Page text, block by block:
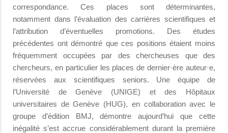
correspondance. Ces places sont déterminantes,
notamment dans l’évaluation des carrières scientifiques et
l’attribution d’éventuelles promotions. Des études
précédentes ont démontré que ces positions étaient moins
fréquemment occupées par des chercheuses que des
chercheurs, en particulier les places de dernier·ère auteur·e,
réservées aux scientifiques seniors. Une équipe de
l’Université de Genève (UNIGE) et des Hôpitaux
universitaires de Genève (HUG), en collaboration avec le
groupe d’édition BMJ, démontre aujourd’hui que cette
inégalité s’est accrue considérablement durant la première